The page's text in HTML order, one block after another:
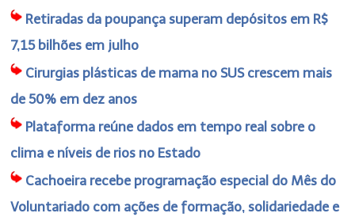
Retiradas da poupança superam depósitos em R$
7,15 bilhões em julho
Cirurgias plásticas de mama no SUS crescem mais
de 50% em dez anos
Plataforma reúne dados em tempo real sobre o
clima e níveis de rios no Estado
Cachoeira recebe programação especial do Mês do
Voluntariado com ações de formação, solidariedade e